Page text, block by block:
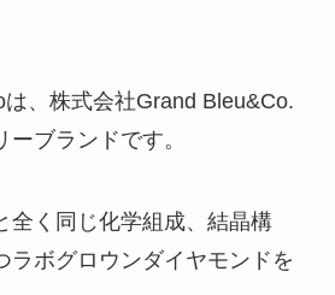
、株式会社Grand Bleu&Co.
ブランドです。
全く同じ化学組成、結晶構
ラボグロウンダイヤモンドを